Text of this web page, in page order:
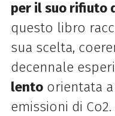
per il suo rifiuto
questo libro
sua scelta,
decennale
lentoorientata
emissioni di Co2.